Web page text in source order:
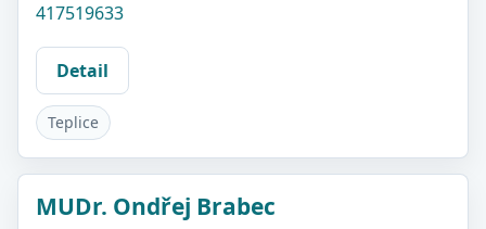
417519633
Detail
Teplice
MUDr. Ondřej Brabec